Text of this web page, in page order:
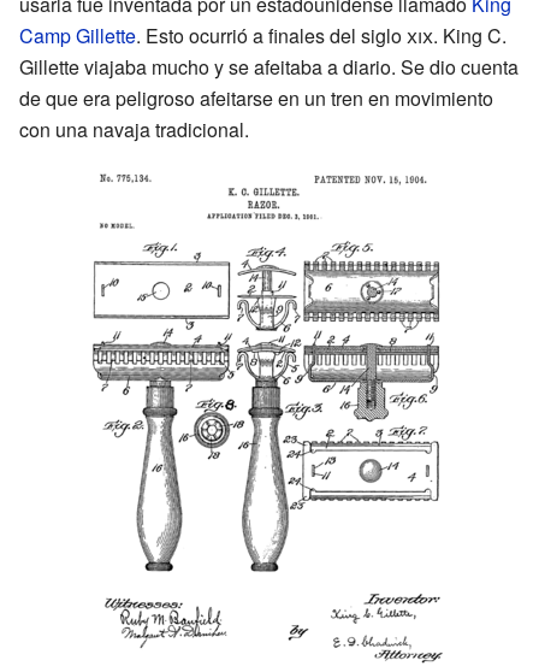
Camp Gillette. Esto ocurrió a finales del sigloxix. King C.
Gillette viajaba mucho y se afeitaba a diario. Se dio cuenta
de que era peligroso afeitarse en un tren en movimiento
con una navaja tradicional.